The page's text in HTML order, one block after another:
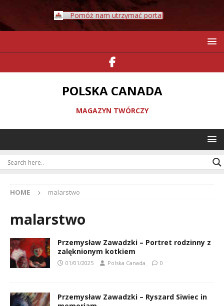
Pomóż nam utrzymać portal
POLSKA CANADA
MAGAZYN TWÓRCZY
HOME malarstwo
malarstwo
Przemysław Zawadzki – Portret rodzinny z
zalęknionym kotkiem
01/01/2025 Polska Canada 0
Przemysław Zawadzki – Ryszard Siwiec in